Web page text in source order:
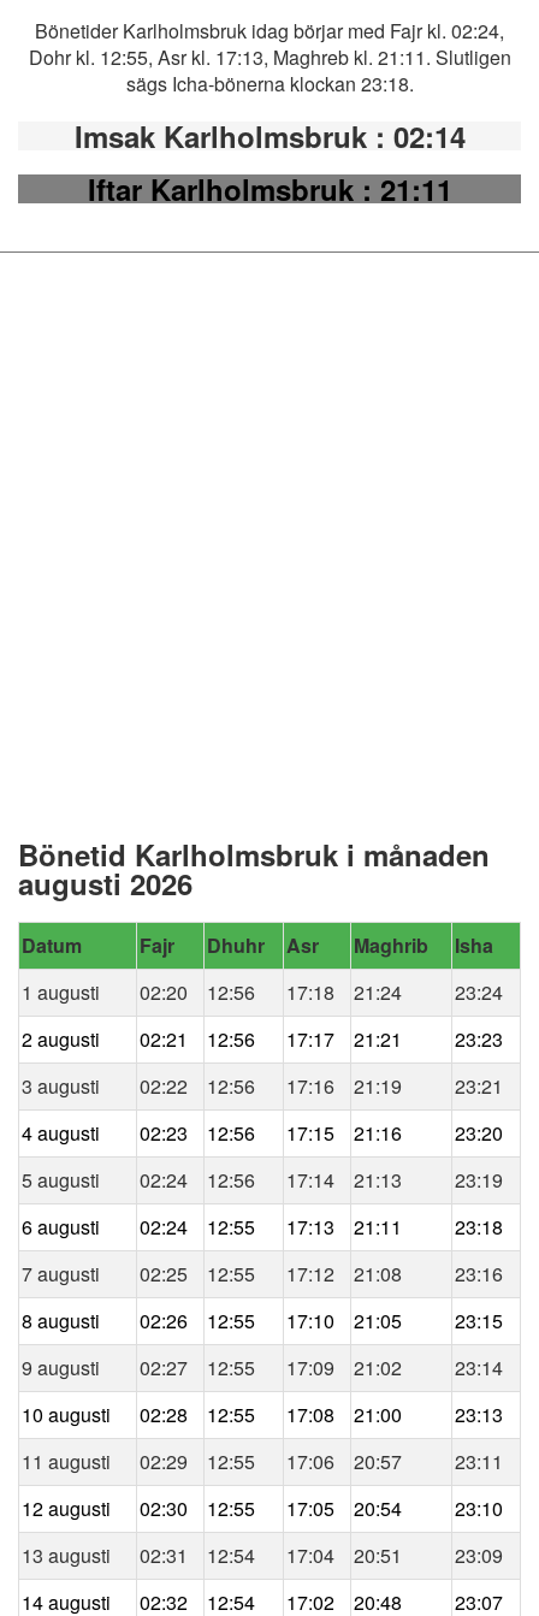
Bönetider Karlholmsbruk idag börjar med Fajr kl. 02:24,
Dohr kl. 12:55, Asr kl. 17:13, Maghreb kl. 21:11. Slutligen
sägs Icha-bönerna klockan 23:18.
Imsak Karlholmsbruk : 02:14
Iftar Karlholmsbruk: 21:11
Bönetid Karlholmsbruk i månaden
augusti 2026
Datum Fajr Dhuhr Asr Maghrib
Isha
1 augusti
02:20 12:56 17:18 21:24
23:24
2 augusti
02:21 12:56 17:17 21:21
23:23
3 augusti
02:22 12:56 17:16 21:19
23:21
4 augusti
02:23 12:56 17:15 21:16
23:20
5 augusti
02:24 12:56 17:14 21:13
23:19
6 augusti
02:24 12:55 17:13 21:11
23:18
7 augusti
02:25 12:55 17:12 21:08
23:16
8 augusti
02:26 12:55 17:10 21:05
23:15
9 augusti
02:27 12:55 17:09 21:02
23:14
10 augusti
02:28 12:55 17:08 21:00
23:13
11 augusti
02:29 12:55 17:06 20:57
23:11
12 augusti
02:30 12:55 17:05 20:54
23:10
13 augusti
02:31 12:54 17:04 20:51
23:09
14 augusti
02:32 12:54 17:02 20:48 23:07